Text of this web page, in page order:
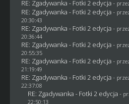
RE: Zgadywanka - Fotki 2 edycja -
RE: Zgadywanka - Fotki 2 edycja -
20:30:43
RE: Zgadywanka - Fotki 2 edycja -
20:36:44
RE: Zgadywanka - Fotki 2 edycja -
20:55:35
RE: Zgadywanka - Fotki 2 edycja -
21:19:49
RE: Zgadywanka - Fotki 2 edycja -
22:37:08
RE: Zgadywanka - Fotki 2 edycja -
22:50:13